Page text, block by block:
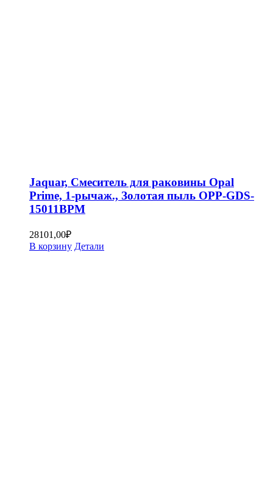
Jaquar, Смеситель для раковины Opal
Prime, 1-рычаж., Золотая пыль OPP-GDS-
15011BPM
28101,00₽
В корзину Детали